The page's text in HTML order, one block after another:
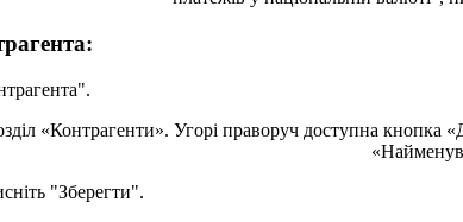
рагента:
трагента".
сніть "Зберегти".